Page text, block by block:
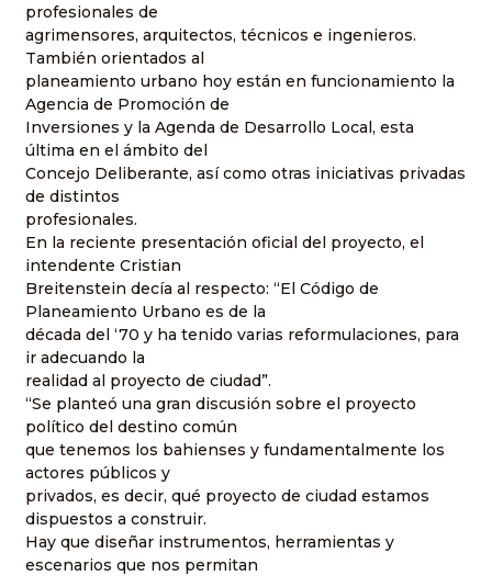
profesionales de
agrimensores, arquitectos, técnicos e ingenieros.
También orientados al
planeamiento urbano hoy están en funcionamiento la
Agencia de Promoción de
Inversiones y la Agenda de Desarrollo Local, esta
última en el ámbito del
Concejo Deliberante, así como otras iniciativas privadas
de distintos
profesionales.
En la reciente presentación oficial del proyecto, el
intendente Cristian
Breitenstein decía al respecto: “El Código de
Planeamiento Urbano es de la
década del ‘70 y ha tenido varias reformulaciones, para
ir adecuando la
realidad al proyecto de ciudad”.
“Se planteó una gran discusión sobre el proyecto
político del destino común
que tenemos los bahienses y fundamentalmente los
actores públicos y
privados, es decir, qué proyecto de ciudad estamos
dispuestos a construir.
Hay que diseñar instrumentos, herramientas y
escenarios que nos permitan